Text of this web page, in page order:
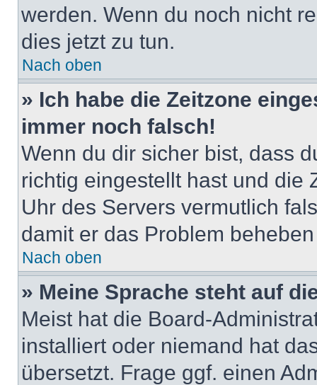
werden. Wenn du noch nicht
dies jetzt zu tun.
Nach oben
» Ich habe die Zeitzone
immer noch falsch!
Wenn du dir sicher bist, dass
richtig eingestellt hast und die
Uhr des Servers vermutlich
damit er das Problem
Nach oben
» Meine Sprache steht auf
Meist hat die Board-
installiert oder niemand hat
übersetzt. Frage ggf. einen